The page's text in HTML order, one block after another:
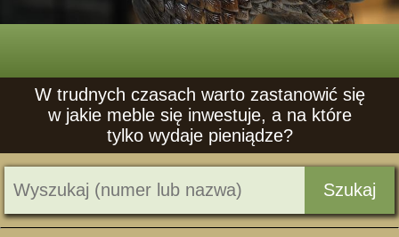
W trudnych czasach warto zastanowić się
w jakie meble się inwestuje, a na które
tylko wydaje pieniądze?
Szukaj